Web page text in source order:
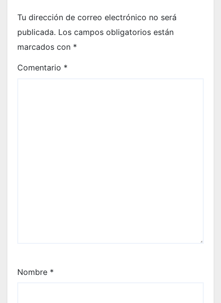
Tu dirección de correo electrónico no será
publicada. Los campos obligatorios están
marcados con *
Comentario *
Nombre *